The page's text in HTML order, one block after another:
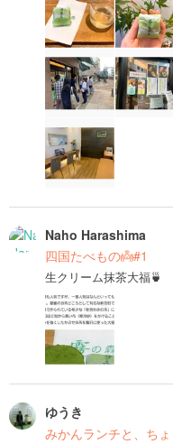
Naho Harashima
四国たべもの👼#1
生クリーム抹茶大福🍵
ゆうき
みかんランチと、ち